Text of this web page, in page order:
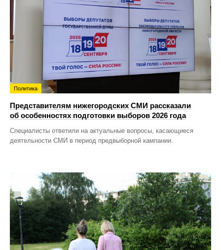
Политика
Представителям нижегородских СМИ рассказали
об особенностях подготовки выборов 2026 года
Специалисты ответили на актуальные вопросы, касающиеся
деятельности СМИ в период предвыборной кампании.